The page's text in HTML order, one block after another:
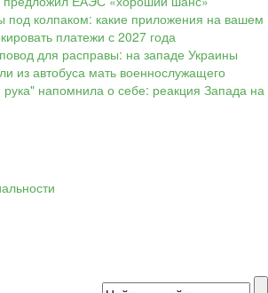
под колпаком: какие приложения на вашем
платежи с 2027 года
для расправы: на западе Украины
из автобуса мать военнослужащего
напомнила о себе: реакция Запада на